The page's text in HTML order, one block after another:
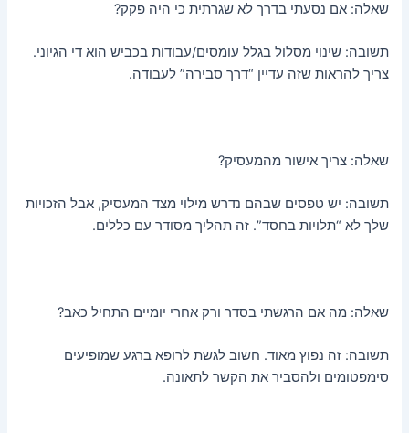
שאלה: אם נסעתי בדרך לא שגרתית כי היה פקק?
תשובה: שינוי מסלול בגלל עומסים/עבודות בכביש הוא די הגיוני.
צריך להראות שזה עדיין “דרך סבירה” לעבודה.
שאלה: צריך אישור מהמעסיק?
תשובה: יש טפסים שבהם נדרש מילוי מצד המעסיק, אבל הזכויות
שלך לא “תלויות בחסד”. זה תהליך מסודר עם כללים.
שאלה: מה אם הרגשתי בסדר ורק אחרי יומיים התחיל כאב?
תשובה: זה נפוץ מאוד. חשוב לגשת לרופא ברגע שמופיעים
סימפטומים ולהסביר את הקשר לתאונה.